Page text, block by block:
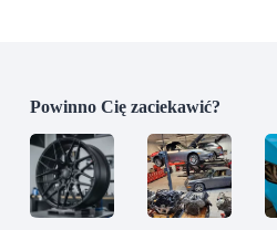
Powinno Cię zaciekawić?